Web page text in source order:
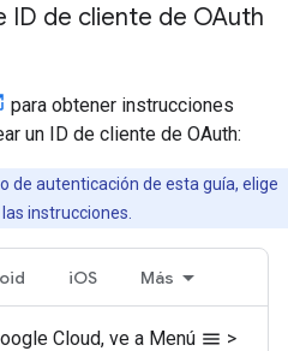
ID de cliente de OAuth
para obtener instrucciones
un ID de cliente de OAuth:
de autenticación de esta guía, elige
instrucciones.
iOS Más
Cloud, ve a Menú menu >